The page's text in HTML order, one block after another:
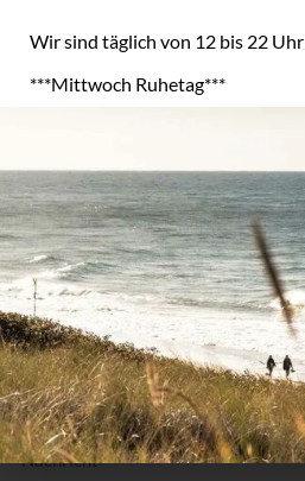
Kontaktanfrage
“ zeigt erforderliche Felder an
Vorname
*
E-
Mail
*
Telefon
Nachricht
Wir sind täglich von 12 bis 22 Uhr
***Mittwoch Ruhetag***